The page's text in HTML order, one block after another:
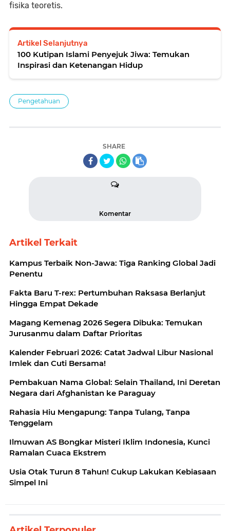
fisika teoretis.
Artikel Selanjutnya
100 Kutipan Islami Penyejuk Jiwa: Temukan
Inspirasi dan Ketenangan Hidup
Pengetahuan
SHARE
Komentar
Artikel Terkait
Kampus Terbaik Non-Jawa: Tiga Ranking Global Jadi
Penentu
Fakta Baru T-rex: Pertumbuhan Raksasa Berlanjut
Hingga Empat Dekade
Magang Kemenag 2026 Segera Dibuka: Temukan
Jurusanmu dalam Daftar Prioritas
Kalender Februari 2026: Catat Jadwal Libur Nasional
Imlek dan Cuti Bersama!
Pembakuan Nama Global: Selain Thailand, Ini Deretan
Negara dari Afghanistan ke Paraguay
Rahasia Hiu Mengapung: Tanpa Tulang, Tanpa
Tenggelam
Ilmuwan AS Bongkar Misteri Iklim Indonesia, Kunci
Ramalan Cuaca Ekstrem
Usia Otak Turun 8 Tahun! Cukup Lakukan Kebiasaan
Simpel Ini